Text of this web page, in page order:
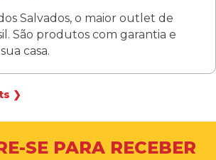
Salvados, o maior outlet de
São produtos com garantia e
casa.
❯
SE PARA RECEBER